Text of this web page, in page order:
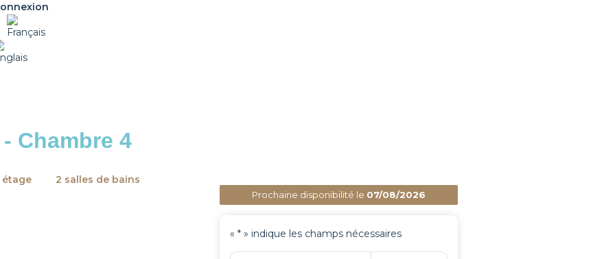
Chambre 4
étage
2 salles de bains
Prochaine disponibilité le 07/08/2026
« * » indique les champs nécessaires